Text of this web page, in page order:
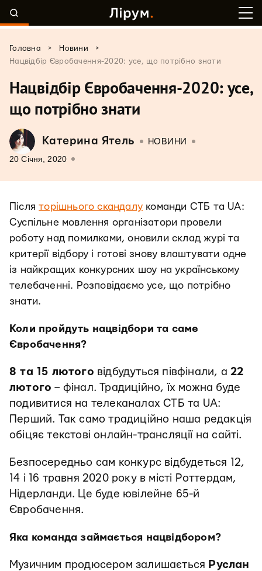
Головна > Новини
>
Нацвідбір Євробачення-2020: усе, що потрібно знати
Нацвідбір Євробачення-2020: усе,
що потрібно знати
Катерина Ятель НОВИНИ
20 Січня, 2020
Післяторішнього скандалу команди СТБ та UA:
Суспільне мовлення організатори провели
роботу над помилками, оновили склад журі та
критерії відбору і готові знову влаштувати одне
із найкращих конкурсних шоу на українському
телебаченні. Розповідаємо усе, що потрібно
знати.
Коли пройдуть нацвідбори та саме
Євробачення?
8 та 15 лютого відбудуться півфінали, а22
лютого – фінал. Традиційно, їх можна буде
подивитися на телеканалах СТБ та UA:
Перший. Так само традиційно наша редакція
обіцяє текстові онлайн-трансляції на сайті.
Безпосередньо сам конкурс відбудеться 12,
14 і 16 травня 2020 року в місті Роттердам,
Нідерланди. Це буде ювілейне 65-й
Євробачення.
Яка команда займається нацвідбором?
Музичним продюсером залишається Руслан